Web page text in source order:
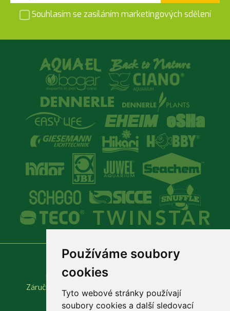
Používáme soubory
cookies
Tyto webové stránky používají
soubory cookies a další sledovací
Souhlasím se zasíláním marketingových sdělení
Vše o nákupu
Obchodní podmínky
Záruční a reklamační podmínky
Důležité odkazy
Rychlá objednávka